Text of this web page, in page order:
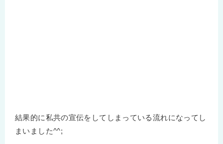
結果的に私共の宣伝をしてしまっている流れになってし
まいました^^;